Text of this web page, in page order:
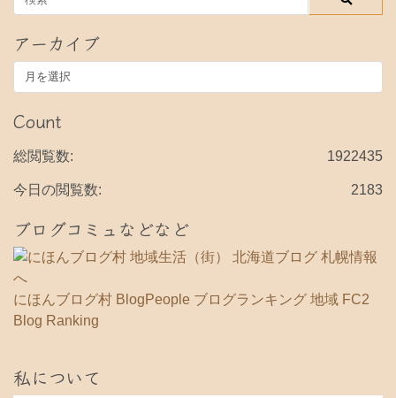
アーカイブ
ー
カ
ブ
Count
1922435
総閲覧数:
2183
今日の閲覧数:
ブログコミュなどなど
にほんブログ村 BlogPeople ブログランキング 地域 FC2
Blog Ranking
私について